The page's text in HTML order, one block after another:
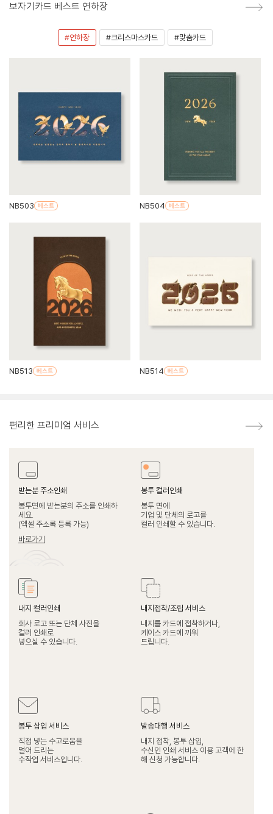
보자기카드 베스트 연하장
#연하장 #크리스마스카드 #맞춤카드
NB503 NB504
NB513 NB514
편리한 프리미엄 서비스
받는분 주소인쇄
봉투면에 받는분의 주소를 인쇄하
세요.
(엑셀 주소록 등록 가능)
바로가기
봉투 컬러인쇄
봉투 면에
기업 및 단체의 로고를
컬러 인쇄할 수 있습니다.
내지 컬러인쇄
회사 로고 또는 단체 사진을
컬러 인쇄로
넣으실 수 있습니다.
내지접착/조립 서비스
내지를 카드에 접착하거나,
케이스 카드에 끼워
드립니다.
봉투 삽입 서비스
직접 넣는 수고로움을
덜어 드리는
수작업 서비스입니다.
발송대행 서비스
내지 접착, 봉투 삽입,
수신인 인쇄 서비스 이용 고객에 한
해 신청 가능합니다.